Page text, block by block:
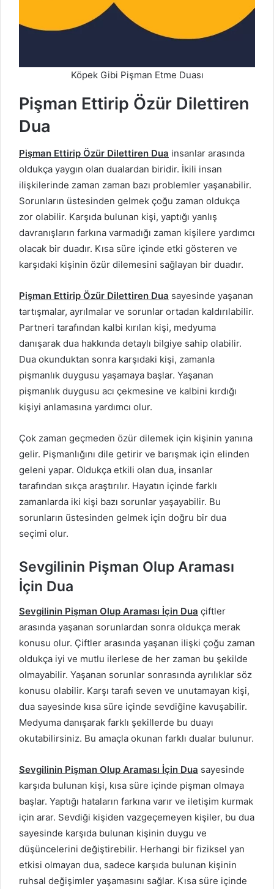
Köpek Gibi Pişman Etme Duası
Pişman Ettirip Özür Dilettiren
Dua
Pişman Ettirip Özür Dilettiren Dua insanlar arasında
oldukça yaygın olan dualardan biridir. İkili insan
ilişkilerinde zaman zaman bazı problemler yaşanabilir.
Sorunların üstesinden gelmek çoğu zaman oldukça
zor olabilir. Karşıda bulunan kişi, yaptığı yanlış
davranışların farkına varmadığı zaman kişilere yardımcı
olacak bir duadır. Kısa süre içinde etki gösteren ve
karşıdaki kişinin özür dilemesini sağlayan bir duadır.
Pişman Ettirip Özür Dilettiren Dua sayesinde yaşanan
tartışmalar, ayrılmalar ve sorunlar ortadan kaldırılabilir.
Partneri tarafından kalbi kırılan kişi, medyuma
danışarak dua hakkında detaylı bilgiye sahip olabilir.
Dua okunduktan sonra karşıdaki kişi, zamanla
pişmanlık duygusu yaşamaya başlar. Yaşanan
pişmanlık duygusu acı çekmesine ve kalbini kırdığı
kişiyi anlamasına yardımcı olur.
Çok zaman geçmeden özür dilemek için kişinin yanına
gelir. Pişmanlığını dile getirir ve barışmak için elinden
geleni yapar. Oldukça etkili olan dua, insanlar
tarafından sıkça araştırılır. Hayatın içinde farklı
zamanlarda iki kişi bazı sorunlar yaşayabilir. Bu
sorunların üstesinden gelmek için doğru bir dua
seçimi olur.
Sevgilinin Pişman Olup Araması
İçin Dua
Sevgilinin Pişman Olup Araması İçin Dua çiftler
arasında yaşanan sorunlardan sonra oldukça merak
konusu olur. Çiftler arasında yaşanan ilişki çoğu zaman
oldukça iyi ve mutlu ilerlese de her zaman bu şekilde
olmayabilir. Yaşanan sorunlar sonrasında ayrılıklar söz
konusu olabilir. Karşı tarafı seven ve unutamayan kişi,
dua sayesinde kısa süre içinde sevdiğine kavuşabilir.
Medyuma danışarak farklı şekillerde bu duayı
okutabilirsiniz. Bu amaçla okunan farklı dualar bulunur.
Sevgilinin Pişman Olup Araması İçin Dua sayesinde
karşıda bulunan kişi, kısa süre içinde pişman olmaya
başlar. Yaptığı hataların farkına varır ve iletişim kurmak
için arar. Sevdiği kişiden vazgeçemeyen kişiler, bu dua
sayesinde karşıda bulunan kişinin duygu ve
düşüncelerini değiştirebilir. Herhangi bir fiziksel yan
etkisi olmayan dua, sadece karşıda bulunan kişinin
ruhsal değişimler yaşamasını sağlar. Kısa süre içinde